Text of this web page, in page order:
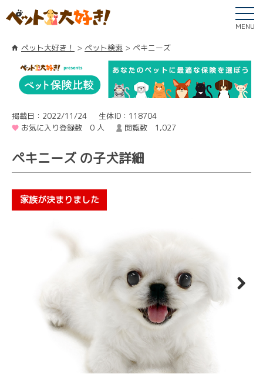
MENU
ペット大好き！ ペット検索 ペキニーズ
掲載日：2022/11/24
生体ID：118704
お気に入り登録数 0 人
閲覧数 1,027
ペキニーズ の子犬詳細